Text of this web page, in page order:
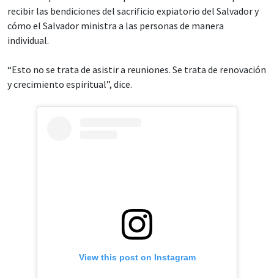
recibir las bendiciones del sacrificio expiatorio del Salvador y
cómo el Salvador ministra a las personas de manera
individual.
“Esto no se trata de asistir a reuniones. Se trata de renovación
y crecimiento espiritual”, dice.
View this post on Instagram